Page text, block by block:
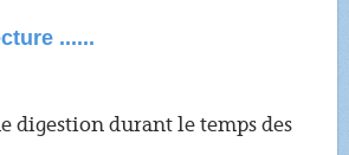
......
digestion durant le temps des